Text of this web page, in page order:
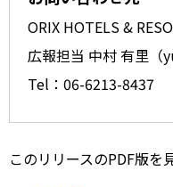
ORIX HOTELS &
広報担当 中村 有里（
Tel：06-6213-8437
このリリースのPDF版を